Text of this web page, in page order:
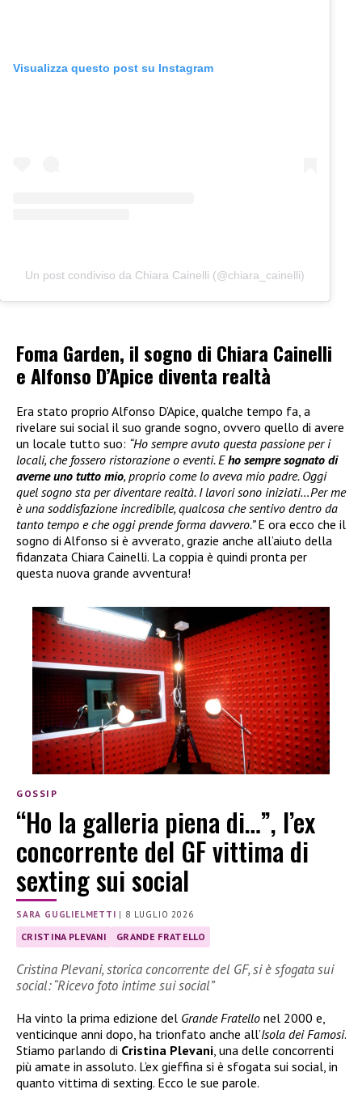
Visualizza questo post su Instagram
Un post condiviso da Chiara Cainelli (@chiara_cainelli)
Foma Garden, il sogno di Chiara Cainelli
e Alfonso D’Apice diventa realtà
Era stato proprio Alfonso D’Apice, qualche tempo fa, a
rivelare sui social il suo grande sogno, ovvero quello di avere
un locale tutto suo: “Ho sempre avuto questa passione per i
locali, che fossero ristorazione o eventi. Eho sempre sognato di
averne uno tutto mio, proprio come lo aveva mio padre. Oggi
quel sogno sta per diventare realtà. I lavori sono iniziati…Per me
è una soddisfazione incredibile, qualcosa che sentivo dentro da
tanto tempo e che oggi prende forma davvero.”E ora ecco che il
sogno di Alfonso si è avverato, grazie anche all’aiuto della
fidanzata Chiara Cainelli. La coppia è quindi pronta per
questa nuova grande avventura!
GOSSIP
“Ho la galleria piena di…”, l’ex
concorrente del GF vittima di
sexting sui social
SARA GUGLIELMETTI | 8 LUGLIO 2026
CRISTINA PLEVANI GRANDE FRATELLO
Cristina Plevani, storica concorrente del GF, si è sfogata sui
social: “Ricevo foto intime sui social”
Ha vinto la prima edizione del Grande Fratello nel 2000 e,
venticinque anni dopo, ha trionfato anche all’Isola dei Famosi.
Stiamo parlando di Cristina Plevani , una delle concorrenti
più amate in assoluto. L’ex gieffina si è sfogata sui social, in
quanto vittima di sexting. Ecco le sue parole.